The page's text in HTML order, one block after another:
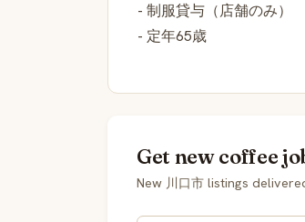
- 制服貸与（店舗のみ）
- 定年65歳
Get new coffee
New 川口市 listings